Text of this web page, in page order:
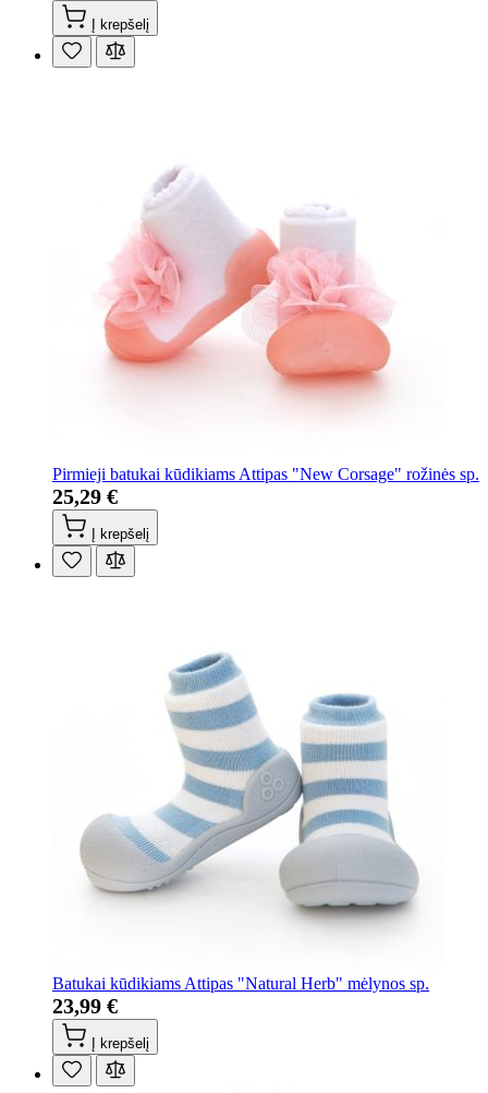
Į krepšelį
Pirmieji batukai kūdikiams Attipas "New Corsage" rožinės sp.
25,29 €
Į krepšelį
Batukai kūdikiams Attipas "Natural Herb" mėlynos sp.
23,99 €
Į krepšelį